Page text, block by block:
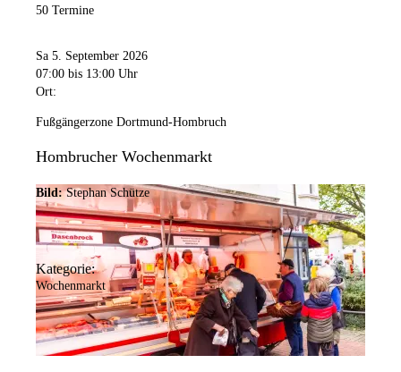
50 Termine
Sa 5. September 2026
07:00 bis 13:00 Uhr
Ort:
Fußgängerzone Dortmund-Hombruch
Hombrucher Wochenmarkt
Bild: Stephan Schütze
Kategorie:
Wochenmarkt